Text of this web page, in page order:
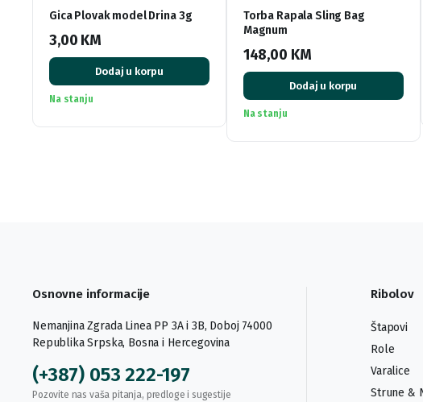
Gica Plovak model Drina 3g
3,00 KM
Dodaj u korpu
Na stanju
Torba Rapala Sling Bag
Magnum
148,00 KM
Dodaj u korpu
Na stanju
Osnovne informacije
Nemanjina Zgrada Linea PP 3A i 3B, Doboj 74000
Republika Srpska, Bosna i Hercegovina
(+387) 053 222-197
Pozovite nas vaša pitanja, predloge i sugestije
Ribolov
Štapovi
Role
Varalice
Strune &